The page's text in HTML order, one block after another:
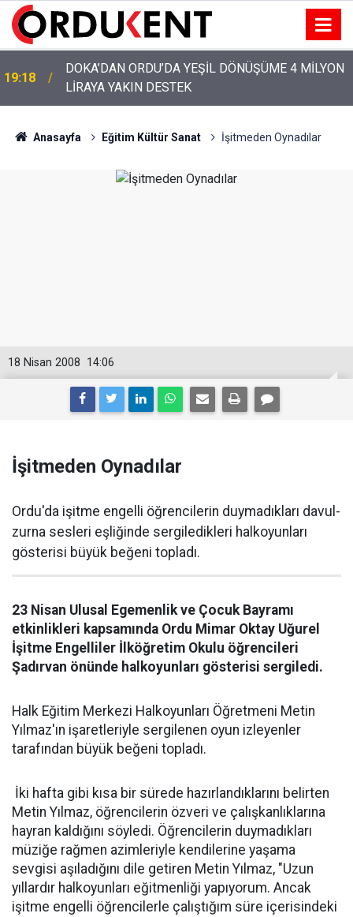
12:46
YENİ PARTİ’NİN ORDU’DAKİ 69 KİŞİLİK KURUCU
KADROSU AÇIKLANDI
Anasayfa Eğitim Kültür Sanat İşitmeden Oynadılar
14:06
18 Nisan 2008
İşitmeden Oynadılar
Ordu'da işitme engelli öğrencilerin duymadıkları davul-
zurna sesleri eşliğinde sergiledikleri halkoyunları
gösterisi büyük beğeni topladı.
23 Nisan Ulusal Egemenlik ve Çocuk Bayramı
etkinlikleri kapsamında Ordu Mimar Oktay Uğurel
İşitme Engelliler İlköğretim Okulu öğrencileri
Şadırvan önünde halkoyunları gösterisi sergiledi.
Halk Eğitim Merkezi Halkoyunları Öğretmeni Metin
Yılmaz'ın işaretleriyle sergilenen oyun izleyenler
tarafından büyük beğeni topladı.
İki hafta gibi kısa bir sürede hazırlandıklarını belirten
Metin Yılmaz, öğrencilerin özveri ve çalışkanlıklarına
hayran kaldığını söyledi. Öğrencilerin duymadıkları
müziğe rağmen azimleriyle kendilerine yaşama
sevgisi aşıladığını dile getiren Metin Yılmaz, "Uzun
yıllardır halkoyunları eğitmenliği yapıyorum. Ancak
işitme engelli öğrencilerle çalıştığım süre içerisindeki